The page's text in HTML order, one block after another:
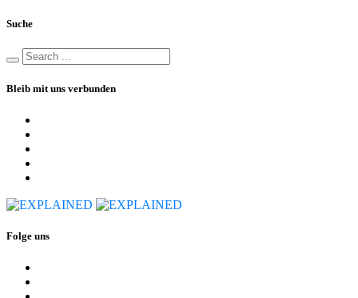
Suche
Bleib mit uns verbunden
Folge uns